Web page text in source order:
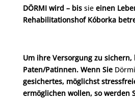
DÖRMI wird – bis sieeinen
Rehabilitationshof Kóborka
Um ihre Versorgung zu
Paten/Patinnen. Wenn Sie Dörmi
gesichertes, möglichst
ermöglichen wollen, so werden